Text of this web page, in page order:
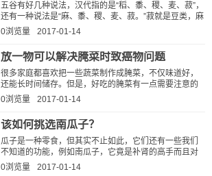
五谷有好几种说法，汉代指的是“稻、黍、稷、麦、菽”，
还有一种说法是“麻、黍、稷、麦、菽。”菽就是豆类，麻
指的是大麻。五谷总体来...
0浏览量 2017-01-14
放一物可以解决腌菜时致癌物问题
很多家庭都喜欢把一些蔬菜制作成腌菜，不仅味道好，
还能长时间储存。但是，好吃的腌菜有一点需要注意的
是，放错一物很容易产生致癌物质。...
0浏览量 2017-01-14
该如何挑选南瓜子？
瓜子是一种零食，但其实不止如此，它们还有一些我们
不知道的功能，例如南瓜子，它竟是补肾的高手而且对
于男性来说，是一种很好的零食，还可以...
0浏览量 2017-01-14